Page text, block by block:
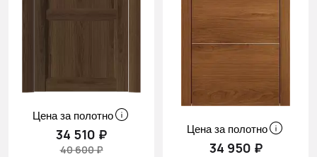
Цена за полотно
34 510 ₽
40 600 ₽
Цена за полотно
34 950 ₽